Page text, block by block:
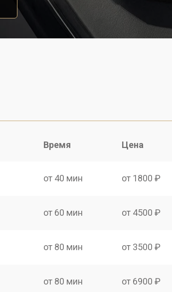
Время Цена
от 40 мин от 1800 ₽
от 60 мин от 4500 ₽
от 80 мин от 3500 ₽
от 80 мин от 6900 ₽